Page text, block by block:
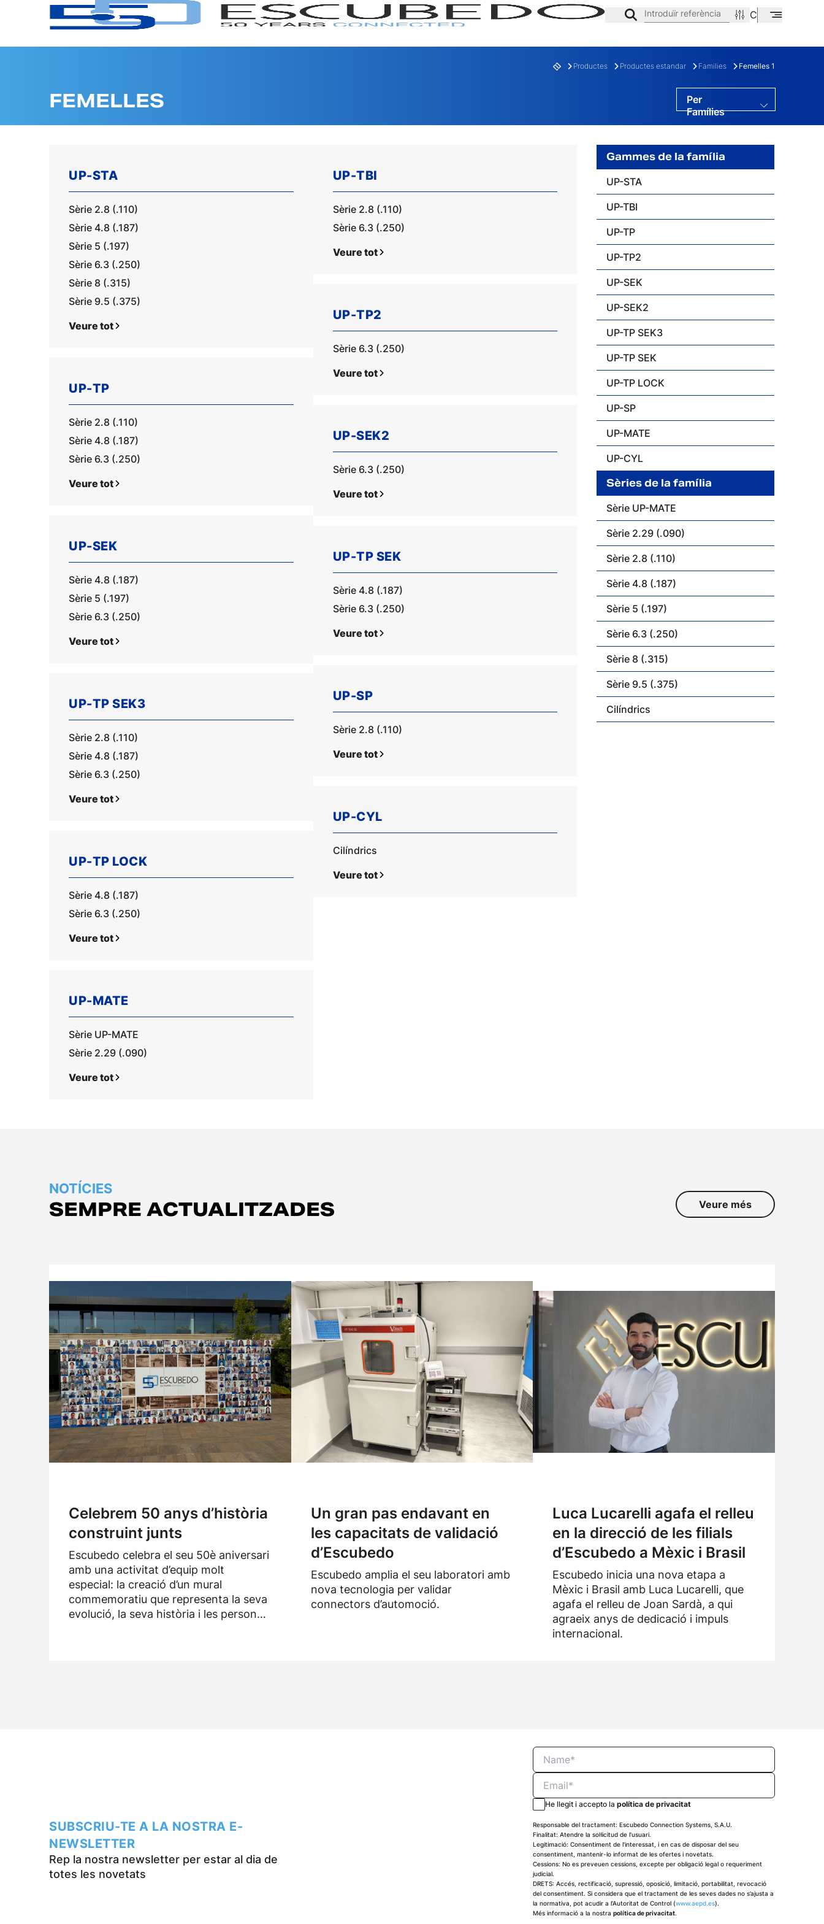
CA EN
Introduïr referència
GAMA
Notícies
Descàrregues
Productes Productes estandar Families Femelles 1
FEMELLES
Per
Famílies
UP-STA
Sèrie 2.8 (.110)
Sèrie 4.8 (.187)
Sèrie 5 (.197)
Sèrie 6.3 (.250)
Sèrie 8 (.315)
Sèrie 9.5 (.375)
Veure tot
UP-TP
Sèrie 2.8 (.110)
Sèrie 4.8 (.187)
Sèrie 6.3 (.250)
Veure tot
UP-SEK
Sèrie 4.8 (.187)
Sèrie 5 (.197)
Sèrie 6.3 (.250)
Veure tot
UP-TP SEK3
Sèrie 2.8 (.110)
Sèrie 4.8 (.187)
Sèrie 6.3 (.250)
Veure tot
UP-TP LOCK
Sèrie 4.8 (.187)
Sèrie 6.3 (.250)
Veure tot
UP-MATE
Sèrie UP-MATE
Sèrie 2.29 (.090)
Veure tot
UP-TBI
Sèrie 2.8 (.110)
Sèrie 6.3 (.250)
Veure tot
UP-TP2
Sèrie 6.3 (.250)
Veure tot
UP-SEK2
Sèrie 6.3 (.250)
Veure tot
UP-TP SEK
Sèrie 4.8 (.187)
Sèrie 6.3 (.250)
Veure tot
UP-SP
Sèrie 2.8 (.110)
Veure tot
UP-CYL
Cilíndrics
Veure tot
Gammes de la família
UP-STA
UP-TBI
UP-TP
UP-TP2
UP-SEK
UP-SEK2
UP-TP SEK3
UP-TP SEK
UP-TP LOCK
UP-SP
UP-MATE
UP-CYL
Sèries de la família
Sèrie UP-MATE
Sèrie 2.29 (.090)
Sèrie 2.8 (.110)
Sèrie 4.8 (.187)
Sèrie 5 (.197)
Sèrie 6.3 (.250)
Sèrie 8 (.315)
Sèrie 9.5 (.375)
Cilíndrics
NOTÍCIES
SEMPRE ACTUALITZADES
Celebrem 50 anys d’història
construint junts
Escubedo celebra el seu 50è aniversari
amb una activitat d’equip molt
especial: la creació d’un mural
commemoratiu que representa la seva
evolució, la seva història i les persones
Un gran pas endavant en
les capacitats de validació
d’Escubedo
Escubedo amplia el seu laboratori amb
nova tecnologia per validar
connectors d’automoció.
Luca Lucarelli agafa el relleu
en la direcció de les filials
d’Escubedo a Mèxic i Brasil
Escubedo inicia una nova etapa a
Mèxic i Brasil amb Luca Lucarelli, que
agafa el relleu de Joan Sardà, a qui
agraeix anys de dedicació i impuls
internacional.
Veure més
SUBSCRIU-TE A LA NOSTRA E-
NEWSLETTER
Rep la nostra newsletter per estar al dia de
totes les novetats
He llegit i accepto lapolítica de privacitat
Responsable del tractament: Escubedo Connection Systems, S.A.U.
Finalitat: Atendre la sol·licitud de l'usuari.
Legitimació: Consentiment de l'interessat, i en cas de disposar del seu
consentiment, mantenir-lo informat de les ofertes i novetats.
Cessions: No es preveuen cessions, excepte per obligació legal o requeriment
judicial.
DRETS: Accés, rectificació, supressió, oposició, limitació, portabilitat, revocació
del consentiment. Si considera que el tractament de les seves dades no s’ajusta a
la normativa, pot acudir a l’Autoritat de Control (www.aepd.es).
Més informació a la nostrapolítica de privacitat.